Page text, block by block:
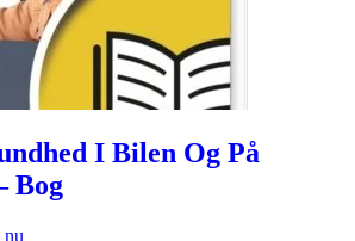
I Bilen Og På
Bog